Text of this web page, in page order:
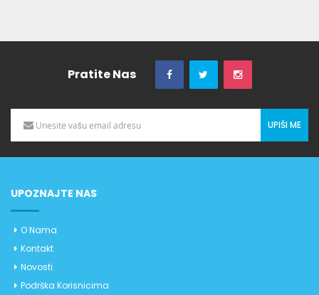
Pratite Nas
UPIŠI ME
UPOZNAJTE NAS
O Nama
Kontakt
Novosti
Podrška Korisnicima